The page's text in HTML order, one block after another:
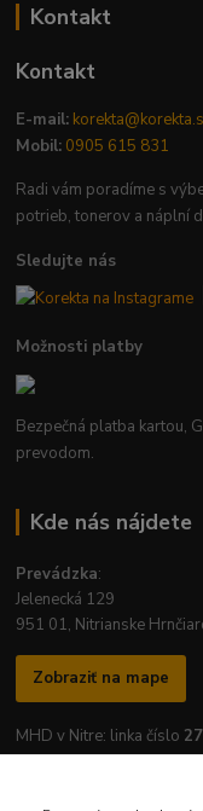
Kontakt
Kontakt
E-mail:
Mobil: 0905 615 831
Radi vám poradíme s
potrieb, tonerov a náplní
Sledujte nás
Možnosti platby
Bezpečná platba kartou,
prevodom.
Kde nás nájdete
Prevádzka:
Jelenecká 129
951 01, Nitrianske
Zobraziť na mape
MHD v Nitre: linka číslo 27